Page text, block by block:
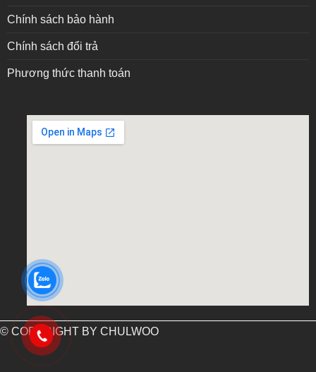
Chính sách bảo hành
Chính sách đổi trả
Phương thức thanh toán
embed google map into website
© COPYRIGHT BY CHULWOO